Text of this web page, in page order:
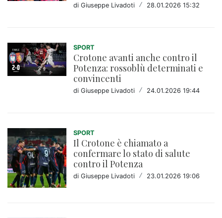
di Giuseppe Livadoti / 28.01.2026 15:32
SPORT
Crotone avanti anche contro il
Potenza: rossoblù determinati e
convincenti
di Giuseppe Livadoti / 24.01.2026 19:44
SPORT
Il Crotone è chiamato a
confermare lo stato di salute
contro il Potenza
di Giuseppe Livadoti / 23.01.2026 19:06